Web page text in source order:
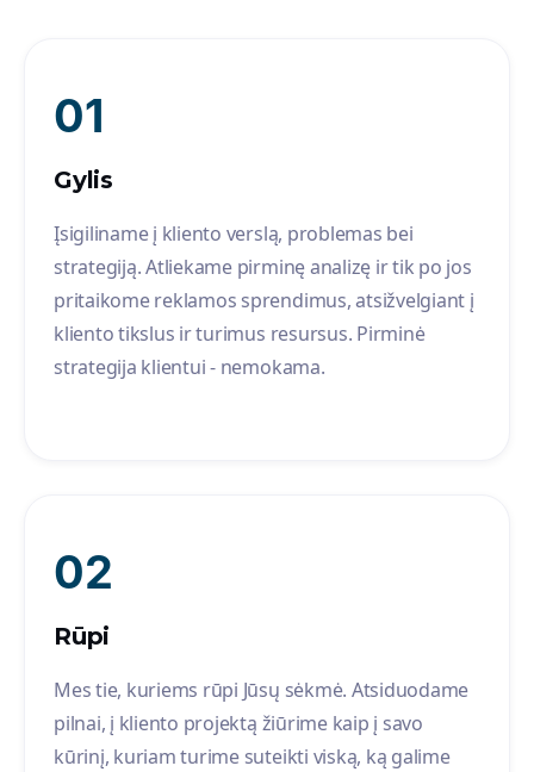
01
Gylis
Įsigiliname į kliento verslą, problemas bei
strategiją. Atliekame pirminę analizę ir tik po jos
pritaikome reklamos sprendimus, atsižvelgiant į
kliento tikslus ir turimus resursus. Pirminė
strategija klientui - nemokama.
02
Rūpi
Mes tie, kuriems rūpi Jūsų sėkmė. Atsiduodame
pilnai, į kliento projektą žiūrime kaip į savo
kūrinį, kuriam turime suteikti viską, ką galime